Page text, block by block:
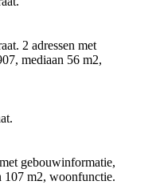
2 adressen met
mediaan 56 m2,
gebouwinformatie,
107 m2, woonfunctie.